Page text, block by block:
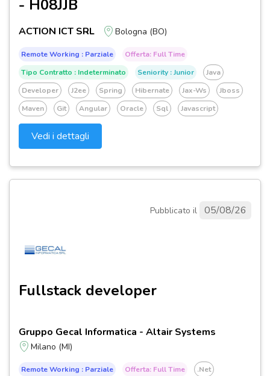
- H08JJB
ACTION ICT SRL Bologna (BO)
Remote Working : Parziale
Offerta: Full Time
Tipo Contratto : Indeterminato
Seniority : Junior
Java
Developer
J2ee Spring Hibernate Jax-Ws
Jboss
Maven
Git Angular Oracle Sql Javascript
Vedi i dettagli
Pubblicato il 05/08/26
Fullstack developer
Gruppo Gecal Informatica - Altair Systems
Milano (MI)
Remote Working : Parziale Offerta: Full Time
.net